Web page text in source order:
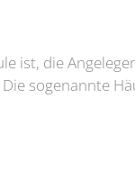
ist, die
sogenannte